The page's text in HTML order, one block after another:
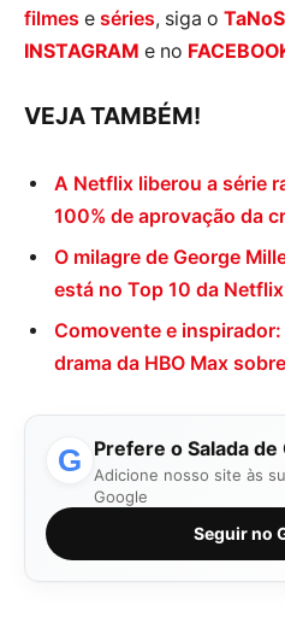
filmes e séries, siga o
INSTAGRAM e no
VEJA TAMBÉM!
A Netflix liberou a série
100% de aprovação da
O milagre de George
está no Top 10 da Netflix
Comovente e
drama da HBO Max
G Prefere o Salada de
Adicione nosso site às
Google
Seguir no